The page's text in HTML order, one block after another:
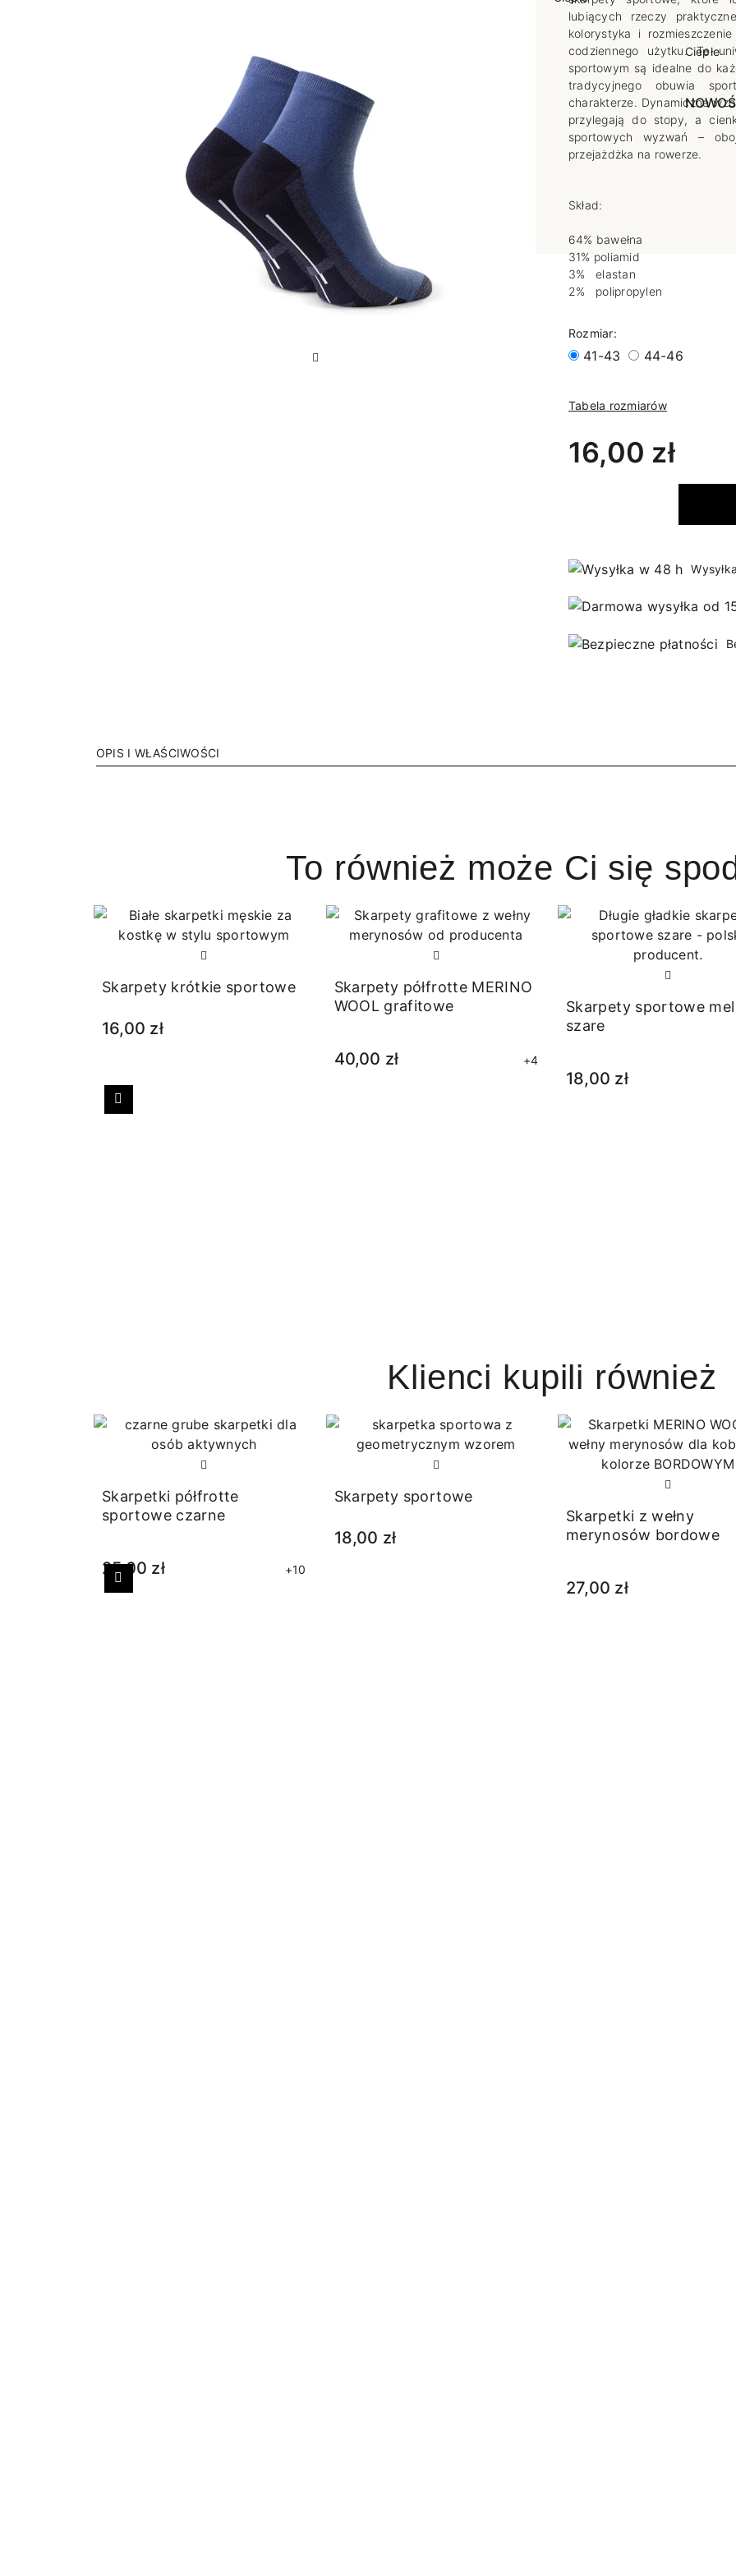
Ciepłe
RAJSTOPY
Ciepłe
GETRY
Jednokolorowe
Wzorowane
Ciepłe
OPAKOWANIA
Antypoślizgowe
Ciepłe
Do spania
Rozmiar XL
OPAKOWANIA
Ciepłe
lubiących rzeczy
kolorystyka i
codziennego użytku. Te
sportowym są idealne do
tradycyjnego obuwia
charakterze. Dynamiczne
przylegają do stopy, a
sportowych wyzwań –
przejażdżka na rowerze.
Skład:
64% bawełna
31% poliamid
3% elastan
2% polipropylen
Rozmiar:
41-43 44-46
Tabela rozmiarów
16,00 zł
OPIS I WŁAŚCIWOŚCI
To również może Ci się
Skarpety krótkie sportowe
16,00 zł
Skarpety półfrotte MERINO
WOOL grafitowe
40,00 zł +4
Skarpety sportowe
szare
18,00 zł
Poprzedni
Klienci kupili również
Skarpetki półfrotte
sportowe czarne
25,00 zł +10
Skarpety sportowe
18,00 zł
Skarpetki z wełny
merynosów bordowe
27,00 zł
Poprzedni